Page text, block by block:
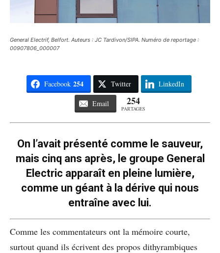
General Electrif, Belfort. Auteurs : JC Tardivon/SIPA. Numéro de reportage :
00907806_000007
Facebook 254 Twitter LinkedIn
Email 254
PARTAGES
On l’avait présenté comme le sauveur,
mais cinq ans après, le groupe General
Electric apparaît en pleine lumière,
comme un géant à la dérive qui nous
entraîne avec lui.
Comme les commentateurs ont la mémoire courte,
surtout quand ils écrivent des propos dithyrambiques